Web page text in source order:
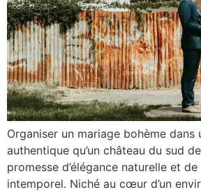
Organiser un mariage bohème dans
authentique qu’un château du sud
promesse d’élégance naturelle et
intemporel. Niché au cœur d’un